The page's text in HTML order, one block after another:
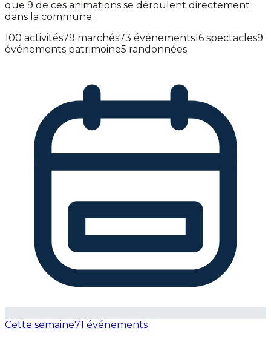
que 9 de ces animations se déroulent directement
dans la commune.
100 activités79 marchés73 événements16 spectacles9
événements patrimoine5 randonnées
Cette semaine71 événements